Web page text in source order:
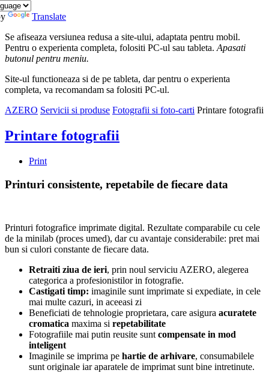
Translate
Se afiseaza versiunea redusa a site-ului, adaptata pentru mobil.
Pentru o experienta completa, folositi PC-ul sau tableta. Apasati
butonul pentru meniu.
Site-ul functioneaza si de pe tableta, dar pentru o experienta
completa, va recomandam sa folositi PC-ul.
AZERO Servicii si produse Fotografii si foto-carti Printare fotografii
Printare fotografii
Print
Printuri consistente, repetabile de fiecare data
Printuri fotografice imprimate digital. Rezultate comparabile cu cele
de la minilab (proces umed), dar cu avantaje considerabile: pret mai
bun si culori constante de fiecare data.
Retraiti ziua de ieri, prin noul serviciu AZERO, alegerea
categorica a profesionistilor in fotografie.
Castigati timp: imaginile sunt imprimate si expediate, in cele
mai multe cazuri, in aceeasi zi
Beneficiati de tehnologie proprietara, care asigura acuratete
cromatica maxima si repetabilitate
Fotografiile mai putin reusite sunt compensate in mod
inteligent
Imaginile se imprima pe hartie de arhivare, consumabilele
sunt originale iar aparatele de imprimat sunt bine intretinute.